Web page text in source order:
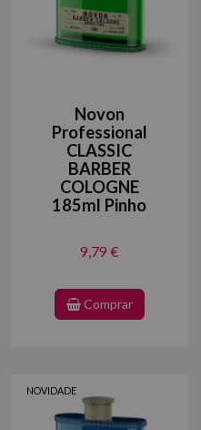
Novon
Professional
CLASSIC
BARBER
COLOGNE
185ml Pinho
9,79 €
Comprar
NOVIDADE